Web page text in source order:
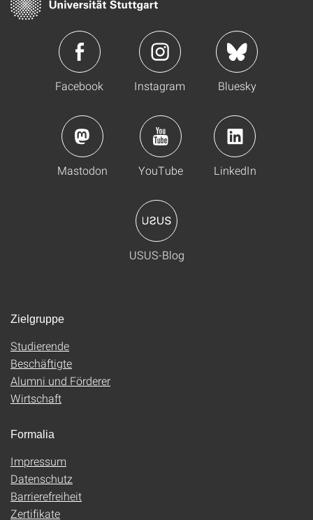
Facebook Instagram Bluesky
Mastodon YouTube LinkedIn
USUS-Blog
Zielgruppe
Studierende
Beschäftigte
Alumni und Förderer
Wirtschaft
Formalia
Impressum
Datenschutz
Barrierefreiheit
Zertifikate